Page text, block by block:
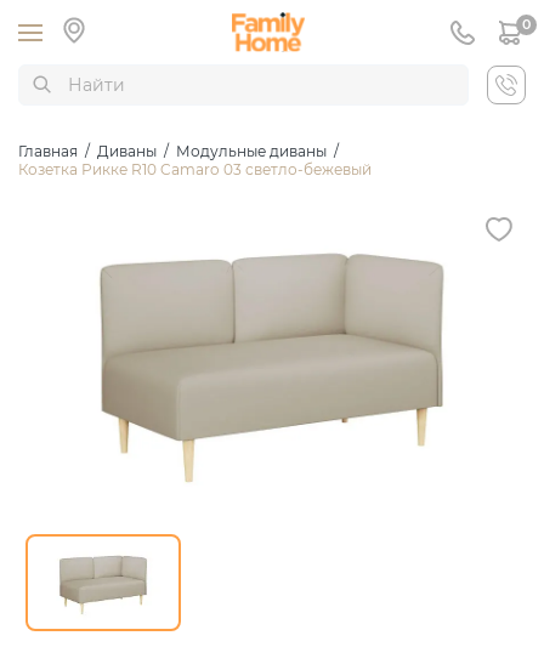
0
Главная / Диваны / Модульные диваны /
Козетка Рикке R10 Camaro 03 светло-бежевый